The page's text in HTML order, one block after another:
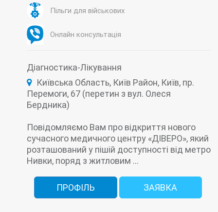
Оториноларингологія (ЛОР)
Планування сім'ї
Пренатальна (дородова) діагностика
Проктологія
Профілактика
Репродуктивні дослідження
Тиреоїдна лабораторія
Ультразвукова діагностика (УЗД)
Урологія
Фактори росту - лабораторія
Флебологія
Фолікулометрія
Цервікометрія
Педіатрія
Пульмонологія
Сімейна медицина
Трихологія
Ультразвукова діагностика (УЗД)
Пільги для військових
Онлайн консультація
Діагностика-Лікування
Київська Область, Київ Район, Київ, пр.
Перемоги, 67 (перетин з вул. Олеся
Бердника)
Повідомляємо Вам про відкриття нового
сучасного медичного центру «ДІВЕРО», який
розташований у пішій доступності від метро
Нивки, поряд з житловим ...
ПРОФІЛЬ ЗАЯВКА